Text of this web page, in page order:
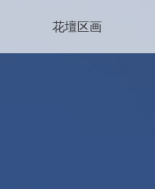
花壇区画